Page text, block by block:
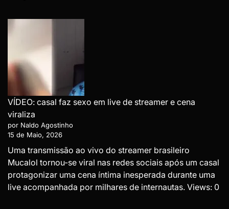
VÍDEO: casal faz sexo em live de streamer e cena
viraliza
por Naldo Agostinho
15 de Maio, 2026
Uma transmissão ao vivo do streamer brasileiro
Mucalol tornou-se viral nas redes sociais após um casal
protagonizar uma cena íntima inesperada durante uma
live acompanhada por milhares de internautas. Views: 0